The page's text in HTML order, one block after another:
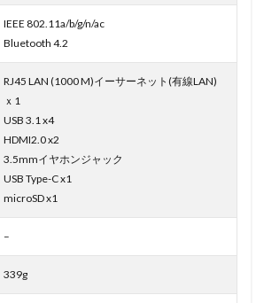
IEEE 802.11a/b/g/n/ac
Bluetooth 4.2
RJ45 LAN (1000 M)イーサーネット(有線LAN)
ｘ1
USB 3.1 x4
HDMI2.0 x2
3.5mmイヤホンジャック
USB Type-C x1
microSD x1
–
339g